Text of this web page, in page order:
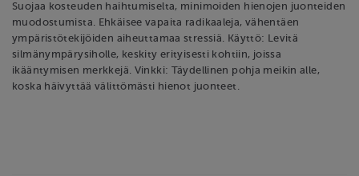
Suojaa kosteuden haihtumiselta, minimoiden hienojen juonteiden
muodostumista. Ehkäisee vapaita radikaaleja, vähentäen
ympäristötekijöiden aiheuttamaa stressiä. Käyttö: Levitä
silmänympärysiholle, keskity erityisesti kohtiin, joissa
ikääntymisen merkkejä. Vinkki: Täydellinen pohja meikin alle,
koska häivyttää välittömästi hienot juonteet.